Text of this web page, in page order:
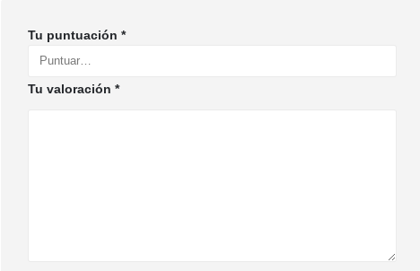
Tu puntuación *
Tu valoración*